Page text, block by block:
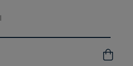
Acquista